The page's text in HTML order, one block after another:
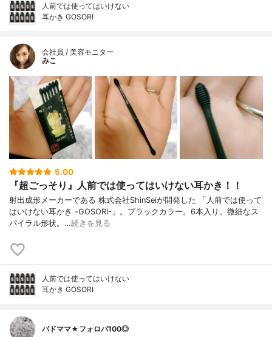
人前では使ってはいけない
耳かき GOSORI
会社員 / 美容モニター
みこ
5.00
『超ごっそり』人前では使ってはいけない耳かき！！
射出成形メーカーである 株式会社ShinSeiが開発した 「人前では使って
はいけない耳かき -GOSORI-」。ブラックカラー。6本入り。微細なス
パイラル形状。…続きを見る
人前では使ってはいけない
耳かき GOSORI
バドママ★フォロバ100◎